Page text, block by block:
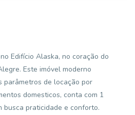
Edifício Alaska, no coração do
Este imóvel moderno
parâmetros de locação por
domesticos, conta com 1
busca praticidade e conforto.